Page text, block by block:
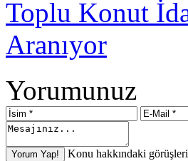
Toplu Konut
Aranıyor
Yorumunuz
Konu hakkındaki